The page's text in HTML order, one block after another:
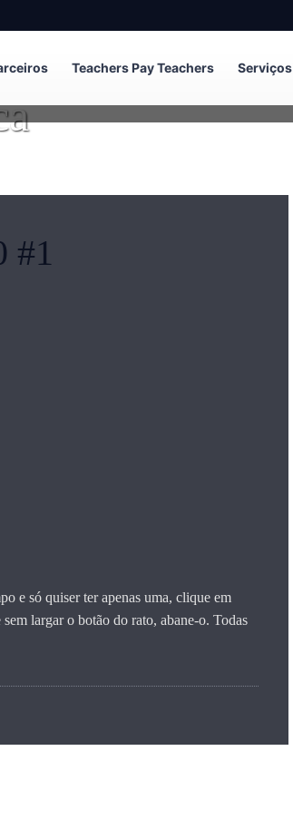
Teachers Pay Teachers Serviços
#1
e só quiser ter apenas uma, clique em
largar o botão do rato, abane-o. Todas